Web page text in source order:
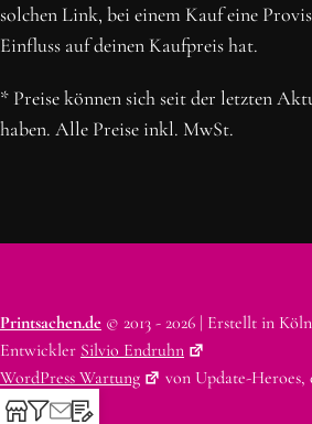
solchen Link, bei einem Kauf eine
Einfluss auf deinen Kaufpreis hat.
* Preise können sich seit der letzten
haben. Alle Preise inkl. MwSt.
Printsachen.de © 2013 - 2026 | Erstellt in
Entwickler Silvio Endruhn
WordPress Wartung
von Update-Heroes,
Endruhn